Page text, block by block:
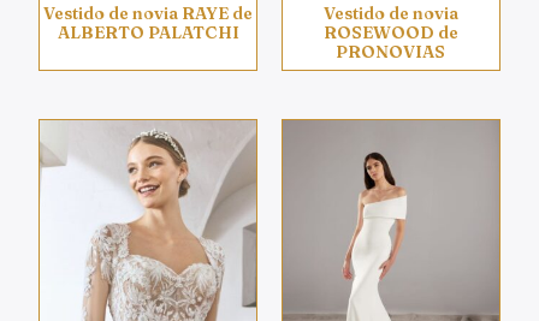
Vestido de novia RAYE de
ALBERTO PALATCHI
Vestido de novia
ROSEWOOD de
PRONOVIAS